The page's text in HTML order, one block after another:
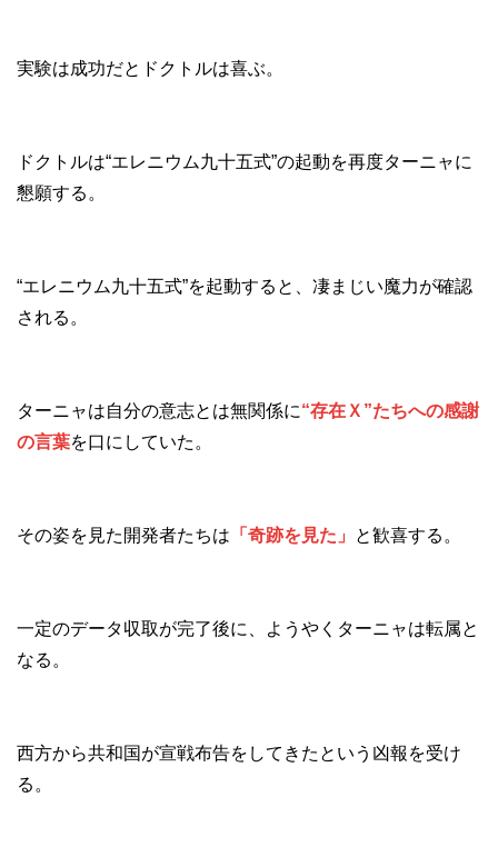
実験は成功だとドクトルは喜ぶ。
ドクトルは“エレニウム九十五式”の起動を再度ターニャに
懇願する。
“エレニウム九十五式”を起動すると、凄まじい魔力が確認
される。
ターニャは自分の意志とは無関係に“存在Ｘ”たちへの感謝
の言葉を口にしていた。
その姿を見た開発者たちは 「奇跡を見た」 と歓喜する。
一定のデータ収取が完了後に、ようやくターニャは転属と
なる。
西方から共和国が宣戦布告をしてきたという凶報を受け
る。